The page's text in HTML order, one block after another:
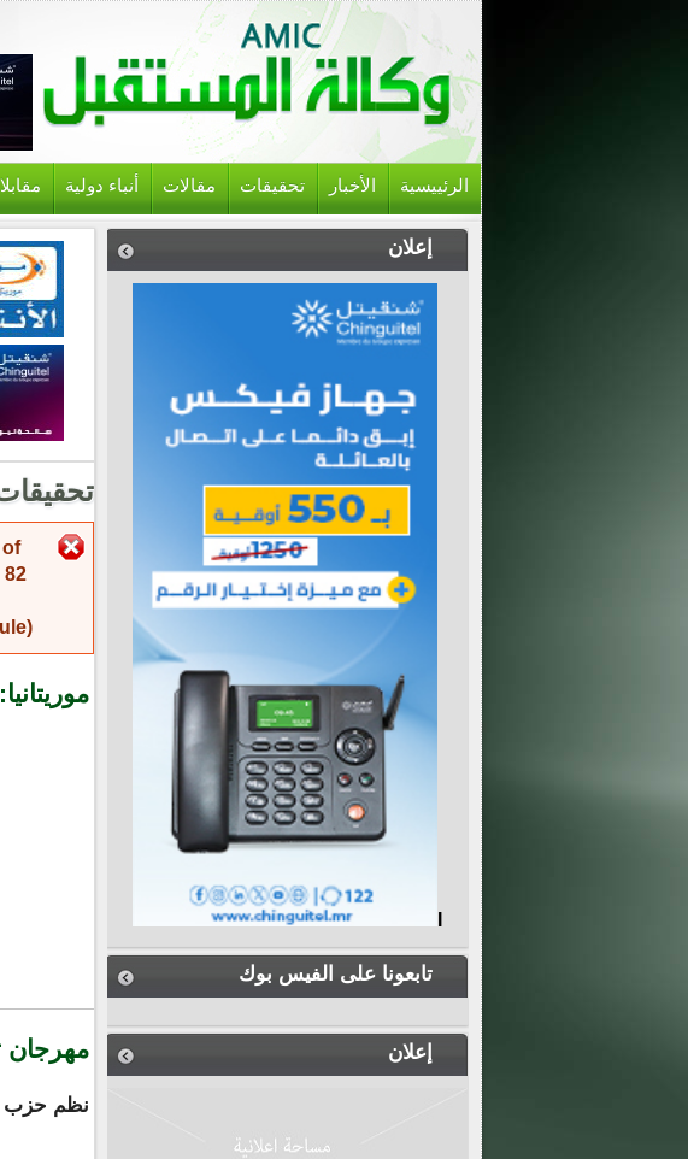
الرئييسية الأخبار تحقيقات مقالات أنباء دولية
إعلان
تابعونا على الفيس بوك
إعلان
of
82
).
مهرجان
نظم حزب